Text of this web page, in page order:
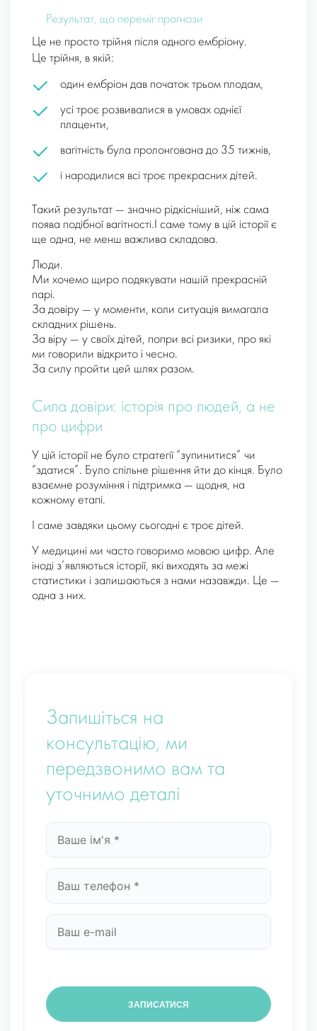
Результат, що переміг прогнози
Це не просто трійня після одного ембріону.
Це трійня, в якій:
один ембріон дав початок трьом плодам,
усі троє розвивалися в умовах однієї
плаценти,
вагітність була пролонгована до 35 тижнів,
і народилися всі троє прекрасних дітей.
Такий результат — значно рідкісніший, ніж сама
поява подібної вагітності.І саме тому в цій історії є
ще одна, не менш важлива складова.
Люди.
Ми хочемо щиро подякувати нашій прекрасній
парі.
За довіру — у моменти, коли ситуація вимагала
складних рішень.
За віру — у своїх дітей, попри всі ризики, про які
ми говорили відкрито і чесно.
За силу пройти цей шлях разом.
Сила довіри: історія про людей, а не
про цифри
У цій історії не було стратегії “зупинитися” чи
“здатися”. Було спільне рішення йти до кінця. Було
взаємне розуміння і підтримка — щодня, на
кожному етапі.
І саме завдяки цьому сьогодні є троє дітей.
У медицині ми часто говоримо мовою цифр. Але
іноді з’являються історії, які виходять за межі
статистики і залишаються з нами назавжди. Це —
одна з них.
Запишіться на
консультацію, ми
передзвонимо вам та
уточнимо деталі